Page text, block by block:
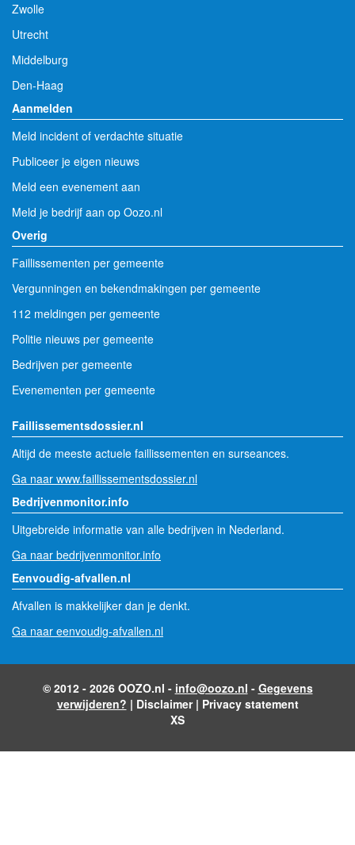
Zwolle
Utrecht
Middelburg
Den-Haag
Aanmelden
Meld incident of verdachte situatie
Publiceer je eigen nieuws
Meld een evenement aan
Meld je bedrijf aan op Oozo.nl
Overig
Faillissementen per gemeente
Vergunningen en bekendmakingen per gemeente
112 meldingen per gemeente
Politie nieuws per gemeente
Bedrijven per gemeente
Evenementen per gemeente
Faillissementsdossier.nl
Altijd de meeste actuele faillissementen en surseances.
Ga naar www.faillissementsdossier.nl
Bedrijvenmonitor.info
Uitgebreide informatie van alle bedrijven in Nederland.
Ga naar bedrijvenmonitor.info
Eenvoudig-afvallen.nl
Afvallen is makkelijker dan je denkt.
Ga naar eenvoudig-afvallen.nl
© 2012 - 2026 OOZO.nl - info@oozo.nl - Gegevens
verwijderen? | Disclaimer| Privacy statement
XS